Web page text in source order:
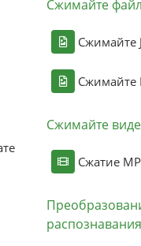
Сжимайте
Сжимайте
Сжимайте
Сжимайте
Сжатие
распознавания